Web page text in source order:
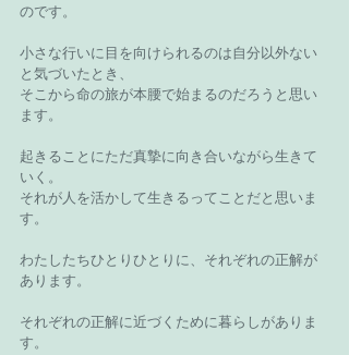
のです。
小さな行いに目を向けられるのは自分以外ない
と気づいたとき、
そこから命の旅が本腰で始まるのだろうと思い
ます。
起きることにただ真摯に向き合いながら生きて
いく。
それが人を活かして生きるってことだと思いま
す。
わたしたちひとりひとりに、それぞれの正解が
あります。
それぞれの正解に近づくために暮らしがありま
す。